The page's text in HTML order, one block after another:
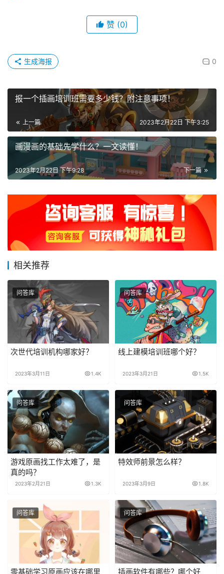
赞 (0)
0
生成海报
报一个插画培训班需要多少钱？附注意事项！
上一篇 2023年2月22日 下午3:25
画漫画的基础先学什么？一文读懂！
下一篇
2023年2月22日 下午9:28
相关推荐
问答库
次世代培训机构哪家好？
2023年3月11日 1.4K
问答库
线上建模培训班哪个好？
2023年3月21日 1.5K
问答库
游戏原画找工作太难了，是
真的吗？
2023年2月21日 1.3K
问答库
特效师前景怎么样？
2023年3月9日 1.8K
问答库
零基础学习原画应该在哪里
问答库
插画软件有哪些？哪个好